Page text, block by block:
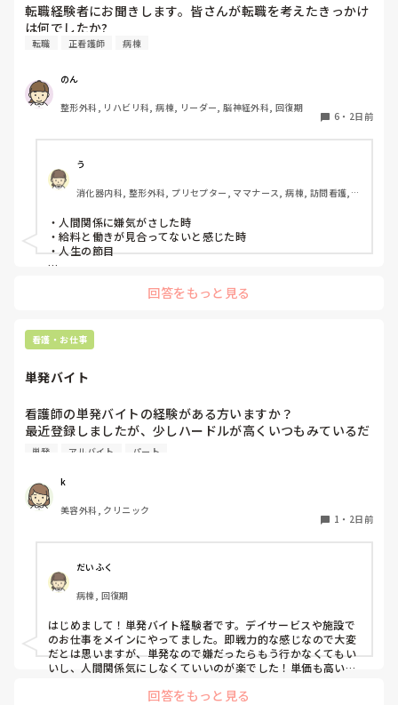
転職経験者にお聞きします。皆さんが転職を考えたきっかけ
は何でしたか?
転職 正看護師 病棟
のん
整形外科, リハビリ科, 病棟, リーダー, 脳神経外科, 回復期
6 ・ 2日前
う
消化器内科, 整形外科, プリセプター, ママナース, 病棟, 訪問看護,
・人間関係に嫌気がさした時
・給料と働きが見合ってないと感じた時
・人生の節目
回答をもっと見る
看護・お仕事
単発バイト
看護師の単発バイトの経験がある方いますか？
最近登録しましたが、少しハードルが高くいつもみているだ
けです。
ような雰囲気なのか知りたいです。
単発 アルバイト パート
k
美容外科, クリニック
1 ・ 2日前
だいふく
病棟, 回復期
はじめまして！単発バイト経験者です。デイサービスや施設で
のお仕事をメインにやってました。即戦力的な感じなので大変
だとは思いますが、単発なので嫌だったらもう行かなくてもい
いし、人間関係気にしなくていいのが楽でした！単価も高いで
にちに空きがあるか分からないのでそこは難点ですかね。
回答をもっと見る